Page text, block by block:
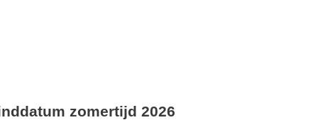
zomertijd 2026